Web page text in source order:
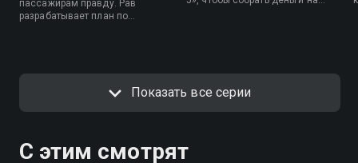
пассажирам правду. Рав
разрабатывает план по
Показать все серии
С этим смотрят